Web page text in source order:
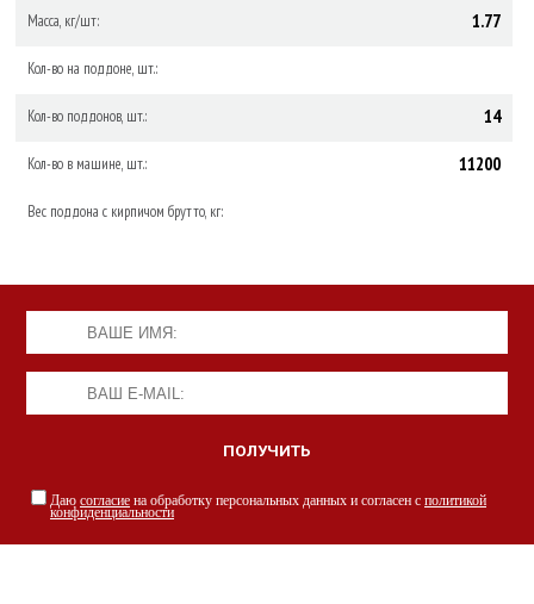
Масса, кг/шт: 1.77
Кол-во на поддоне, шт.:
Кол-во поддонов, шт.: 14
Кол-во в машине, шт.: 11200
Вес поддона с кирпичом брутто, кг:
Даю согласие на обработку персональных данных и согласен с политикой
конфиденциальности